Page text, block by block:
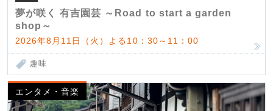
夢が咲く 有吉園芸 ～Road to start a garden
shop～
2026年8月11日（火）よる10：30～11：00
趣味
エンタメ・音楽